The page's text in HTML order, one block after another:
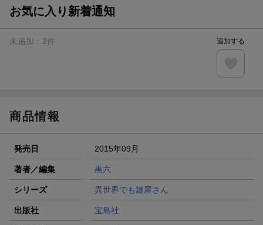
ト山分け
楽天モバイル紹介キャンペーンの拡散で300円OFFクーポン
条件達成で楽天限定・宝塚歌劇 宙組貸切公演ペアチケット
お気に入り新着通知
未追加： 2件 追加する
商品情報
発売日 2015年09月
著者／編集 黒六
シリーズ 異世界でも鍵屋さん
出版社 宝島社